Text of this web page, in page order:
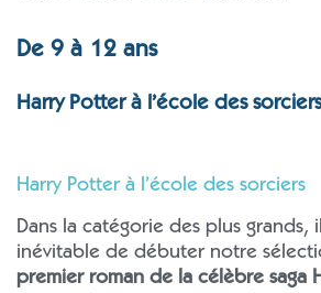
De 9 à 12 ans
Harry Potter à l’école des
Harry Potter à l’école des sorciers
Dans la catégorie des plus grands,
inévitable de débuter notre
premier roman de la célèbre saga